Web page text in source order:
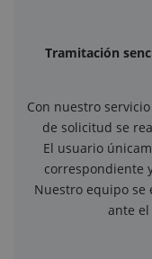
Tramitación
Con nuestro
de solicitud se
El usuario
correspondiente
Nuestro equipo se
ante